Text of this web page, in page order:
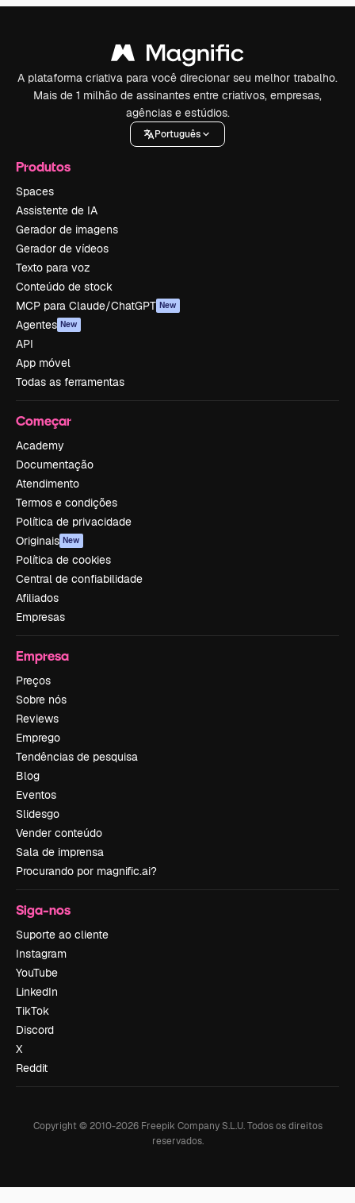
A plataforma criativa para você direcionar seu melhor trabalho.
Mais de 1 milhão de assinantes entre criativos, empresas,
agências e estúdios.
Português
Produtos
Spaces
Assistente de IA
Gerador de imagens
Gerador de vídeos
Texto para voz
Conteúdo de stock
MCP para Claude/ChatGPT New
Agentes New
API
App móvel
Todas as ferramentas
Começar
Academy
Documentação
Atendimento
Termos e condições
Política de privacidade
Originais New
Política de cookies
Central de confiabilidade
Afiliados
Empresas
Empresa
Preços
Sobre nós
Reviews
Emprego
Tendências de pesquisa
Blog
Eventos
Slidesgo
Vender conteúdo
Sala de imprensa
Procurando por magnific.ai?
Siga-nos
Suporte ao cliente
Instagram
YouTube
LinkedIn
TikTok
Discord
X
Reddit
Copyright © 2010-2026Freepik Company S.L.U. Todos os direitos
reservados.